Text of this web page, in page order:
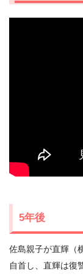
1.6大事な
5年後
佐島親子が直輝（
自首し、直輝は復